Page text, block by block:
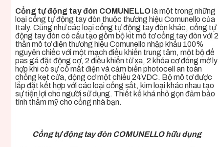
Cổng tự động tay đòn COMUNELLO là một trong những
loại cổng tự động tay đòn thuộc thương hiệu Comunello của
Italy. Cũng như các loại cổng tự động tay đòn khác, cổng tự
động tay đòncó cấu tạo gồm bộ kit mô tơ cổng tay đòn với 2
thần mô tơ điện thương hiệu Comunello nhập khẩu 100%
nguyên chiếc với một mạch điều khiển trung tâm, một bộ đế
pas gá đặt động cơ, 2 điều khiển từ xa, 2 khóa cơ đóng mở ly
hợp khi có sự cố mất điện và cảm biến photocell an toàn
chống kẹt cửa, động cơ một chiều 24VDC. Bộ mô tơ được
lắp đặt kết hợp với các loại cổng sắt, kim loại khác nhau tạo
sự tiện lợi cho người sử dụng. Thiết kế khá nhỏ gọn đảm bảo
tính thẩm mỹ cho cổng nhà bạn.
Cổng tự động tay đòn COMUNELLO hữu dụng